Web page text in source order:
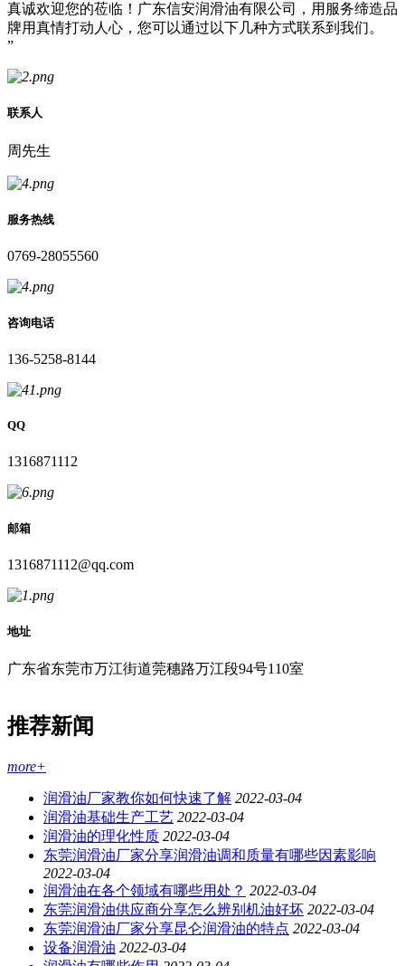
真诚欢迎您的莅临！广东信安润滑油有限公司，用服务缔造品
牌用真情打动人心，您可以通过以下几种方式联系到我们。
”
联系人
周先生
服务热线
0769-28055560
咨询电话
136-5258-8144
QQ
1316871112
邮箱
1316871112@qq.com
地址
广东省东莞市万江街道莞穗路万江段94号110室
推荐新闻
more+
润滑油厂家教你如何快速了解 2022-03-04
润滑油基础生产工艺 2022-03-04
润滑油的理化性质 2022-03-04
东莞润滑油厂家分享润滑油调和质量有哪些因素影响
2022-03-04
润滑油在各个领域有哪些用处？ 2022-03-04
东莞润滑油供应商分享怎么辨别机油好坏 2022-03-04
东莞润滑油厂家分享​昆仑润滑油的特点 2022-03-04
设备润滑油 2022-03-04